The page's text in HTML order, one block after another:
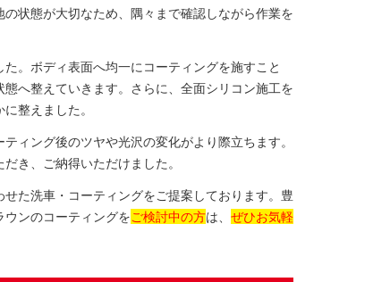
状態が大切なため、隅々まで確認しながら作業を
。ボディ表面へ均一にコーティングを施すこと
へ整えていきます。さらに、全面シリコン施工を
整えました。
ィング後のツヤや光沢の変化がより際立ちます。
き、ご納得いただけました。
た洗車・コーティングをご提案しております。豊
ンのコーティングをご検討中の方は、 ぜひお気軽